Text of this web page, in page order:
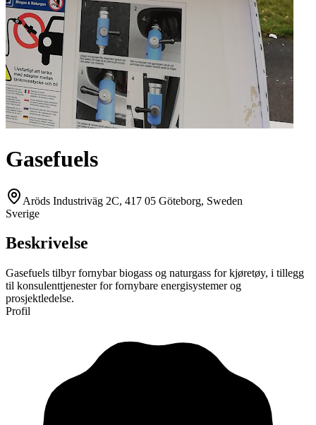
Gasefuels
Aröds Industriväg 2C, 417 05 Göteborg, Sweden
Sverige
Beskrivelse
Gasefuels tilbyr fornybar biogass og naturgass for kjøretøy, i tillegg
til konsulenttjenester for fornybare energisystemer og
prosjektledelse.
Profil